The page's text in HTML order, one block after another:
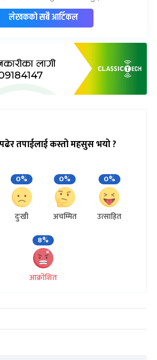
लेखकको सबै आर्टिकल
तपाईलाई कस्तो महसुस भयो ?
0%
दुःखी
0%
अचम्मित
0%
उत्साहित
8%
आक्रोशित